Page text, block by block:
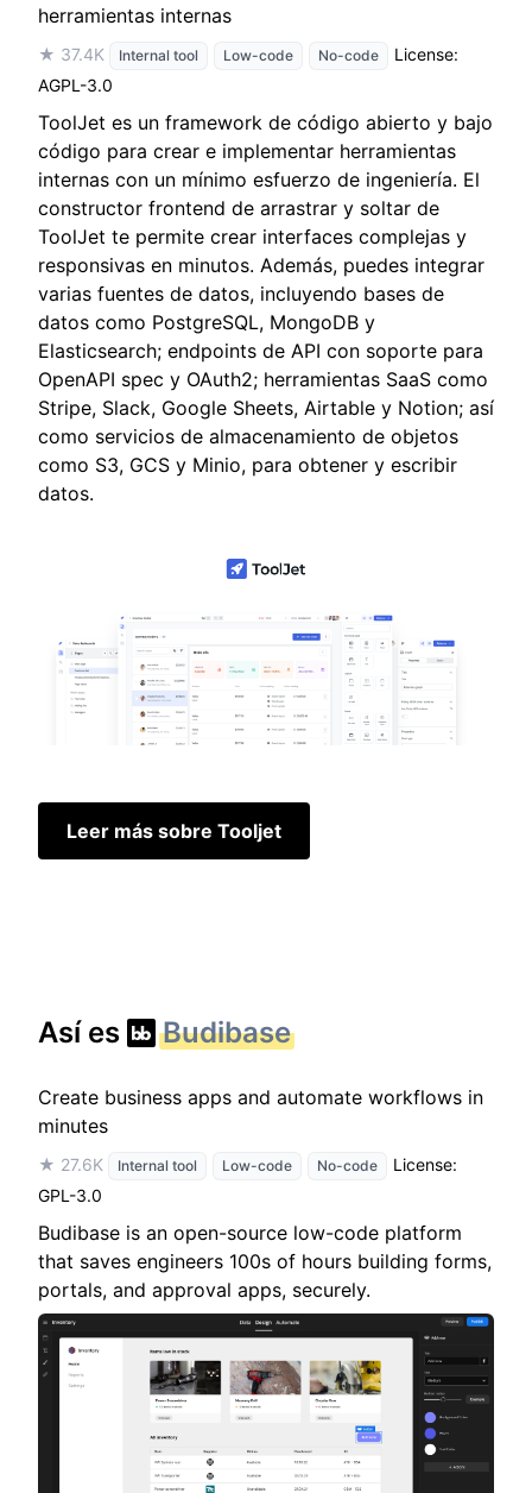
herramientas internas
★ 37.4K Internal tool Low-code No-code
License:
AGPL-3.0
ToolJet es un framework de código abierto y bajo
código para crear e implementar herramientas
internas con un mínimo esfuerzo de ingeniería. El
constructor frontend de arrastrar y soltar de
ToolJet te permite crear interfaces complejas y
responsivas en minutos. Además, puedes integrar
varias fuentes de datos, incluyendo bases de
datos como PostgreSQL, MongoDB y
Elasticsearch; endpoints de API con soporte para
OpenAPI spec y OAuth2; herramientas SaaS como
Stripe, Slack, Google Sheets, Airtable y Notion; así
como servicios de almacenamiento de objetos
como S3, GCS y Minio, para obtener y escribir
datos.
Leer más sobre Tooljet
Así es Budibase
Create business apps and automate workflows in
minutes
★ 27.6K Internal tool Low-code No-code
License:
GPL-3.0
Budibase is an open-source low-code platform
that saves engineers 100s of hours building forms,
portals, and approval apps, securely.